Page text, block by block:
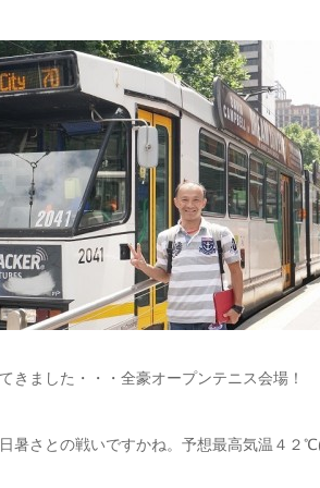
きました・・・全豪オープンテニス会場！
暑さとの戦いですかね。予想最高気温４２